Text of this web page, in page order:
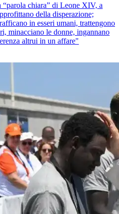
chiara” di Leone XIV, a
della disperazione;
in esseri umani, trattengono
minacciano le donne, ingannano
altrui in un affare"